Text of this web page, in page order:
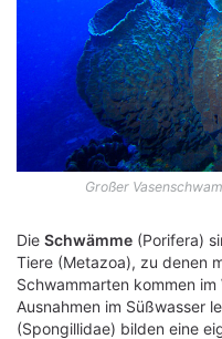
Großer
Die Schwämme (Porifera)
Tiere (Metazoa), zu denen
Schwammarten kommen
Ausnahmen im Süßwasser
(Spongillidae) bilden eine